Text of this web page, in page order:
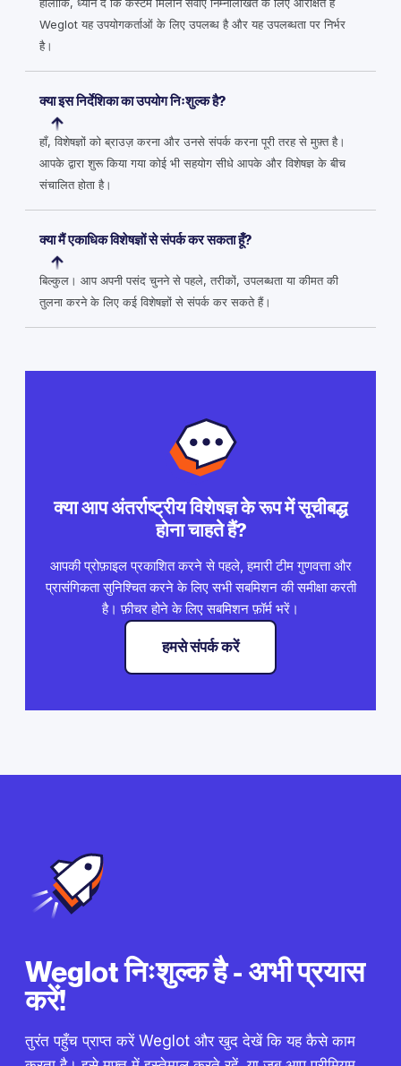
Weglot यह उपयोगकर्ताओं के लिए उपलब्ध है और यह उपलब्धता पर निर्भर
है।
क्या इस निर्देशिका का उपयोग निःशुल्क है?
हाँ, विशेषज्ञों को ब्राउज़ करना और उनसे संपर्क करना पूरी तरह से मुफ़्त है।
आपके द्वारा शुरू किया गया कोई भी सहयोग सीधे आपके और विशेषज्ञ के बीच
संचालित होता है।
क्या मैं एकाधिक विशेषज्ञों से संपर्क कर सकता हूँ?
बिल्कुल। आप अपनी पसंद चुनने से पहले, तरीकों, उपलब्धता या कीमत की
तुलना करने के लिए कई विशेषज्ञों से संपर्क कर सकते हैं।
क्या आप अंतर्राष्ट्रीय विशेषज्ञ के रूप में सूचीबद्ध
होना चाहते हैं?
आपकी प्रोफ़ाइल प्रकाशित करने से पहले, हमारी टीम गुणवत्ता और
प्रासंगिकता सुनिश्चित करने के लिए सभी सबमिशन की समीक्षा करती
है। फ़ीचर होने के लिए सबमिशन फ़ॉर्म भरें।
हमसे संपर्क करें
Weglot निःशुल्क है - अभी प्रयास
करें!
तुरंत पहुँच प्राप्त करें Weglot और खुद देखें कि यह कैसे काम